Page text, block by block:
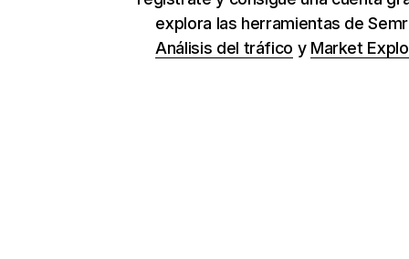
explora las herramientas de
Análisis del tráfico y Market